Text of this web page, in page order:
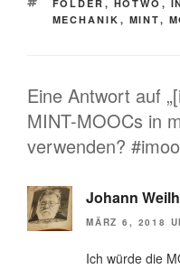
FOLDER , HOTWO ,
MECHANIK , MINT,
Eine Antwort auf
MINT-MOOCs in
verwenden?
Johann
MÄRZ 6, 2018
Ich würde die